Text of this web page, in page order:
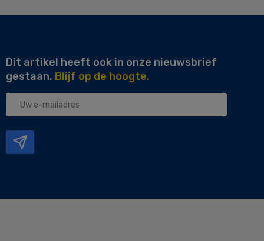
Dit artikel heeft ook in onze nieuwsbrief
gestaan. Blijf op de hoogte.
Uw